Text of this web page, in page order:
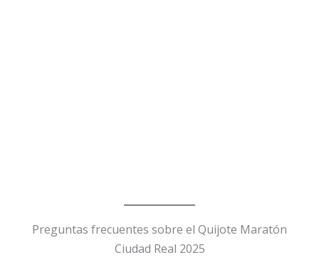
Preguntas frecuentes sobre el Quijote Maratón
Ciudad Real 2025